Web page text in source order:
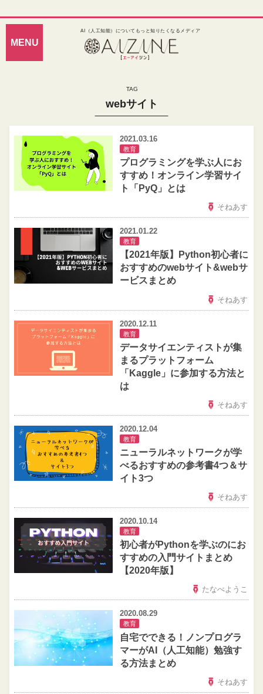
AI（人工知能）についてもっと知りたくなるメディア
webサイト
2021.03.16
教育
プログラミングを学ぶ人にお
すすめ！オンライン学習サイ
ト「PyQ」とは
そねあす
2021.01.22
教育
【2021年版】Python初心者に
おすすめのwebサイト&webサ
ービスまとめ
そねあす
2020.12.11
教育
データサイエンティストが集
まるプラットフォーム
「Kaggle」に参加する方法と
は
そねあす
2020.12.04
教育
ニューラルネットワークが学
べるおすすめの参考書4つ＆サ
イト3つ
そねあす
2020.10.14
教育
初心者がPythonを学ぶのにお
すすめの入門サイトまとめ
【2020年版】
たなべようこ
2020.08.29
教育
自宅でできる！ノンプログラ
マーがAI（人工知能）勉強す
る方法まとめ
そねあす